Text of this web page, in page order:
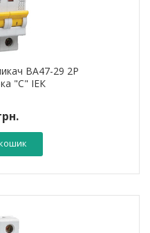
ВА47-29 2Р
"С" ІЕК